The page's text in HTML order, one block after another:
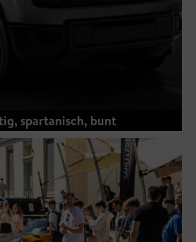
spartanisch, bunt